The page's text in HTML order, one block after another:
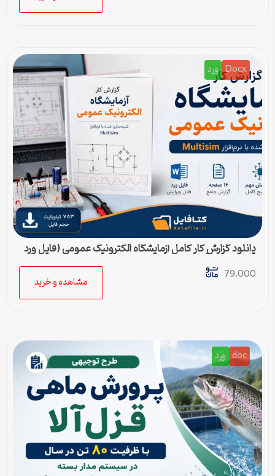
Docx ورد
دانلود گزارش کار کامل آزمایشگاه الکترونیک عمومی (فایل ورد
قابل ویرایش)
79,000
مشاهده و خرید
doc ورد